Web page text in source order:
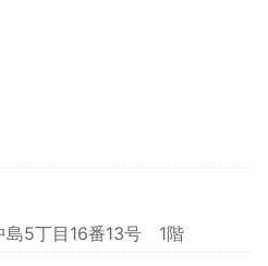
島5丁目16番13号 1階